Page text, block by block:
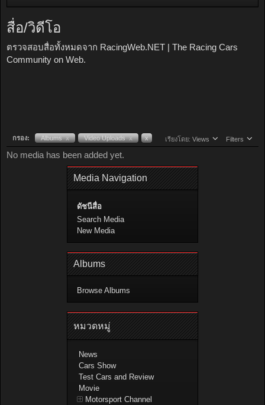
สื่อ/วิดีโอ
ตรวจสอบสื่อทั้งหมดจาก RacingWeb.NET | The Racing Cars
Community on Web.
กรอง: Albums x Video Uploads x x เรียงโดย: Views Filters
No media has been added yet.
Media Navigation
ดัชนีสื่อ
Search Media
New Media
Albums
Browse Albums
หมวดหมู่
News
Cars Show
Test Cars and Review
Movie
Motorsport Channel